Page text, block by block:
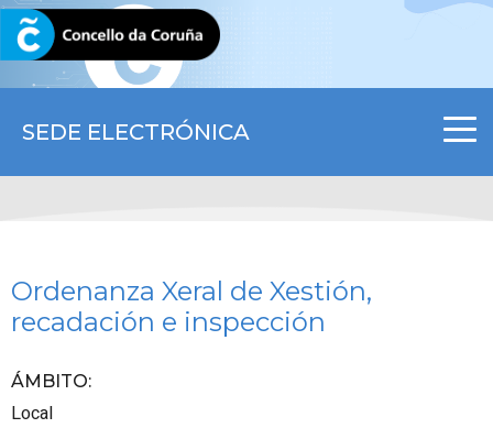
SEDE ELECTRÓNICA
CORUNA.GAL
Ordenanza Xeral de Xestión,
recadación e inspección
ÁMBITO:
Local